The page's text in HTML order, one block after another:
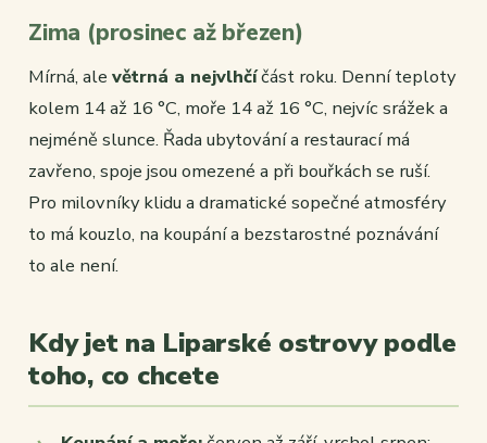
Zima (prosinec až březen)
Mírná, ale větrná a nejvlhčíčást roku. Denní teploty
kolem 14 až 16 °C, moře 14 až 16 °C, nejvíc srážek a
nejméně slunce. Řada ubytování a restaurací má
zavřeno, spoje jsou omezené a při bouřkách se ruší.
Pro milovníky klidu a dramatické sopečné atmosféry
to má kouzlo, na koupání a bezstarostné poznávání
to ale není.
Kdy jet na Liparské ostrovy podle
toho, co chcete